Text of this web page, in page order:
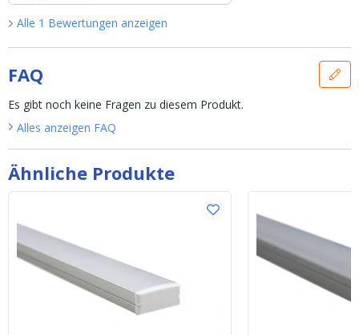
Ähnliche Produkte
Alle 1 Bewertungen anzeigen
FAQ
Es gibt noch keine Fragen zu diesem Produkt.
Alles anzeigen FAQ